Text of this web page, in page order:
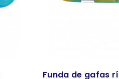
Funda de gafas